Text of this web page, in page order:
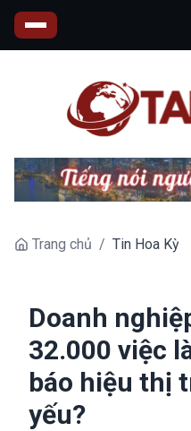
Trang chủ / Tin Hoa Kỳ
Doanh
32.000 việc
báo hiệu thị
yếu?